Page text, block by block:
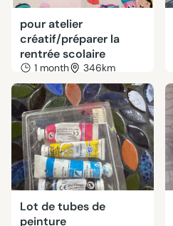
pour atelier
créatif/préparer la
rentrée scolaire
1 month 346km
Lot de tubes de
peinture